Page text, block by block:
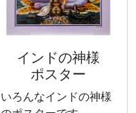
インドの神様
ポスター
いろんなインドの神様